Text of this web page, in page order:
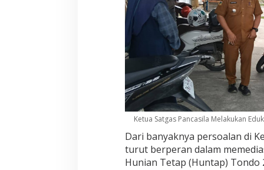
Ketua Satgas Pancasila Melakukan
Dari banyaknya persoalan di
turut berperan dalam
Hunian Tetap (Huntap) Tondo